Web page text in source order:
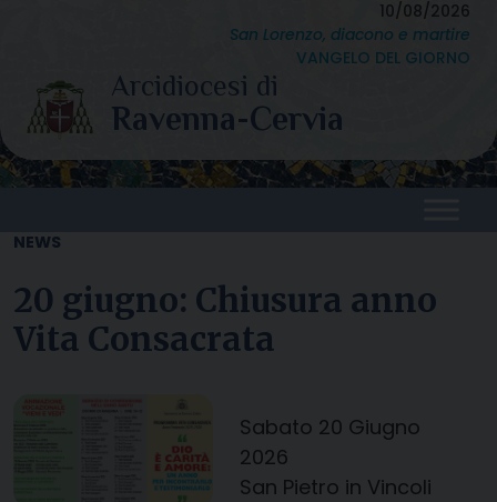
content
10/08/2026
San Lorenzo, diacono e martire
VANGELO DEL GIORNO
NEWS
20 giugno: Chiusura anno
Vita Consacrata
Sabato 20 Giugno
2026
San Pietro in Vincoli